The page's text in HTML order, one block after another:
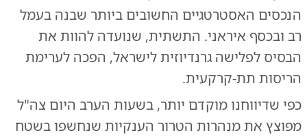
הנכסים האסטרטגיים החשובים ביותר שבנה בעמל
רב ובכסף איראני. התשתית, שנועדה להוות את
הבסיס לפלישה גרנדיוזית לישראל, הפכה לערימת
הריסות תת-קרקעית.
כפי שדיווחנו מוקדם יותר, בשעות הערב היום צה"ל
מפוצץ את מנהרות הטרור הענקיות שנחשפו בשטח